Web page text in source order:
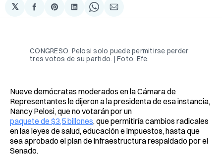
𝕏
Compartir
en
Share
on
Compartir
en
Share
on
Compartir
via
CONGRESO. Pelosi solo puede permitirse perder
tres votos de su partido. | Foto: Efe.
Nueve demócratas moderados en la Cámara de
Representantes le dijeron a la presidenta de esa instancia,
Nancy Pelosi, que no votarán por un
paquete de $3,5 billones, que permitiría cambios radicales
en las leyes de salud, educación e impuestos, hasta que
sea aprobado el plan de infraestructura respaldado por el
Senado.